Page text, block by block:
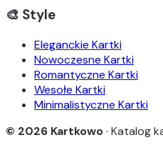
🎨 Style
Eleganckie Kartki
Nowoczesne Kartki
Romantyczne Kartki
Wesołe Kartki
Minimalistyczne Kartki
© 2026 Kartkowo· Katalog